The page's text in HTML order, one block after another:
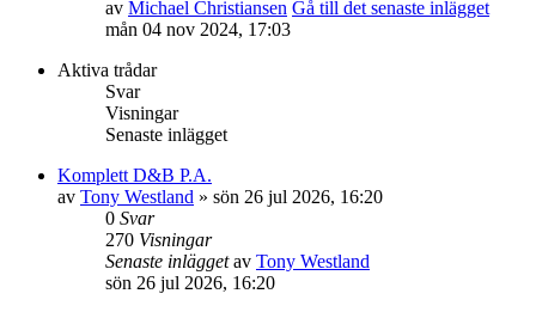
av Michael Christiansen Gå till det senaste inlägget
mån 04 nov 2024, 17:03
Aktiva trådar
Svar
Visningar
Senaste inlägget
Komplett D&B P.A.
av Tony Westland » sön 26 jul 2026, 16:20
0 Svar
270 Visningar
Senaste inläggetav Tony Westland
sön 26 jul 2026, 16:20